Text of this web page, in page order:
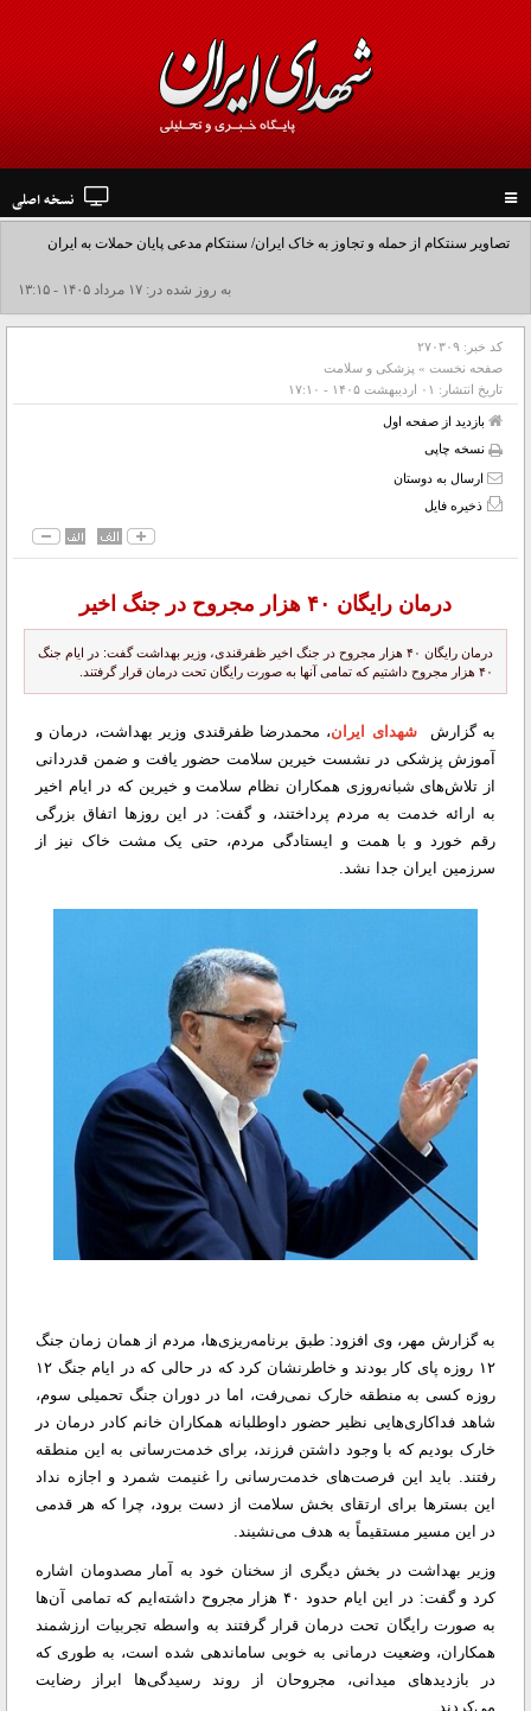
navigation
نسخه اصلی
تصاویر سنتکام از حمله و تجاوز به خاک ایران/ سنتکام مدعی پایان حملات به ایران
شد+فیلم به روز شده در: ۱۷ مرداد ۱۴۰۵ - ۱۳:۱۵
کد خبر: ۲۷۰۳۰۹
صفحه نخست » پزشکی و سلامت
تاریخ انتشار: ۰۱ ارديبهشت ۱۴۰۵ - ۱۷:۱۰
بازدید از صفحه اول
نسخه چاپی
ارسال به دوستان
ذخیره فایل
درمان رایگان ۴۰ هزار مجروح در جنگ اخیر
درمان رایگان ۴۰ هزار مجروح در جنگ اخیر ظفرقندی، وزیر بهداشت گفت: در ایام جنگ
۴۰ هزار مجروح داشتیم که تمامی آنها به صورت رایگان تحت درمان قرار گرفتند.
به گزارششهدای ایران، محمدرضا ظفرقندی وزیر بهداشت، درمان و
آموزش پزشکی در نشست خیرین سلامت حضور یافت و ضمن قدردانی
از تلاش‌های شبانه‌روزی همکاران نظام سلامت و خیرین که در ایام اخیر
به ارائه خدمت به مردم پرداختند، و گفت: در این روزها اتفاق بزرگی
رقم خورد و با همت و ایستادگی مردم، حتی یک مشت خاک نیز از
سرزمین ایران جدا نشد.
به گزارش مهر، وی افزود: طبق برنامه‌ریزی‌ها، مردم از همان زمان جنگ
۱۲ روزه پای کار بودند و خاطرنشان کرد که در حالی که در ایام جنگ ۱۲
روزه کسی به منطقه خارک نمی‌رفت، اما در دوران جنگ تحمیلی سوم،
شاهد فداکاری‌هایی نظیر حضور داوطلبانه همکاران خانم کادر درمان در
خارک بودیم که با وجود داشتن فرزند، برای خدمت‌رسانی به این منطقه
رفتند. باید این فرصت‌های خدمت‌رسانی را غنیمت شمرد و اجازه نداد
این بسترها برای ارتقای بخش سلامت از دست برود، چرا که هر قدمی
در این مسیر مستقیماً به هدف می‌نشیند.
وزیر بهداشت در بخش دیگری از سخنان خود به آمار مصدومان اشاره
کرد و گفت: در این ایام حدود ۴۰ هزار مجروح داشته‌ایم که تمامی آن‌ها
به صورت رایگان تحت درمان قرار گرفتند به واسطه تجربیات ارزشمند
همکاران، وضعیت درمانی به خوبی ساماندهی شده است، به طوری که
در بازدیدهای میدانی، مجروحان از روند رسیدگی‌ها ابراز رضایت
می‌کردند.